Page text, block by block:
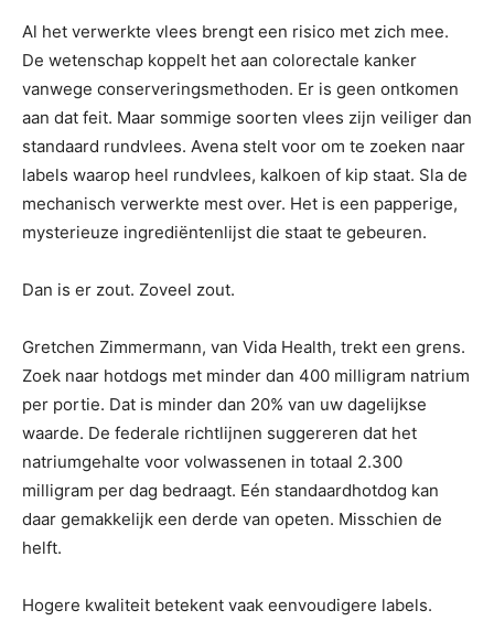
Al het verwerkte vlees brengt een risico met zich mee.
De wetenschap koppelt het aan colorectale kanker
vanwege conserveringsmethoden. Er is geen ontkomen
aan dat feit. Maar sommige soorten vlees zijn veiliger dan
standaard rundvlees. Avena stelt voor om te zoeken naar
labels waarop heel rundvlees, kalkoen of kip staat. Sla de
mechanisch verwerkte mest over. Het is een papperige,
mysterieuze ingrediëntenlijst die staat te gebeuren.
Dan is er zout. Zoveel zout.
Gretchen Zimmermann, van Vida Health, trekt een grens.
Zoek naar hotdogs met minder dan 400 milligram natrium
per portie. Dat is minder dan 20% van uw dagelijkse
waarde. De federale richtlijnen suggereren dat het
natriumgehalte voor volwassenen in totaal 2.300
milligram per dag bedraagt. Eén standaardhotdog kan
daar gemakkelijk een derde van opeten. Misschien de
helft.
Hogere kwaliteit betekent vaak eenvoudigere labels.